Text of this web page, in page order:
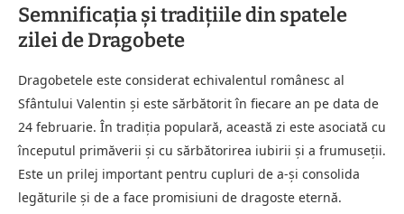
Semnificația și tradițiile din spatele
zilei de Dragobete
Dragobetele este considerat echivalentul românesc al
Sfântului Valentin și este sărbătorit în fiecare an pe data de
24 februarie. În tradiția populară, această zi este asociată cu
începutul primăverii și cu sărbătorirea iubirii și a frumuseții.
Este un prilej important pentru cupluri de a-și consolida
legăturile și de a face promisiuni de dragoste eternă.